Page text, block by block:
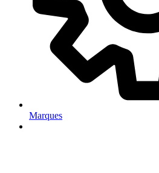
Marques